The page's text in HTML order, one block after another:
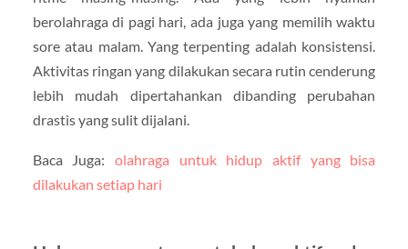
berolahraga di pagi hari, ada juga yang memilih waktu
sore atau malam. Yang terpenting adalah konsistensi.
Aktivitas ringan yang dilakukan secara rutin cenderung
lebih mudah dipertahankan dibanding perubahan
drastis yang sulit dijalani.
Baca Juga:olahraga untuk hidup aktif yang bisa
dilakukan setiap hari